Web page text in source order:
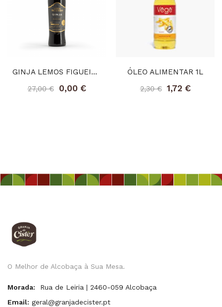
GINJA LEMOS FIGUEIREDO 500ML
27,00 €
0,00 €
ÓLEO ALIMENTAR 1L
2,30 € 1,72 €
O Melhor de Alcobaça à Sua Mesa.
Morada:
Rua de Leiria | 2460-059 Alcobaça
Email: geral@granjadecister.pt